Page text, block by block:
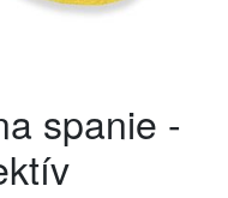
spanie -